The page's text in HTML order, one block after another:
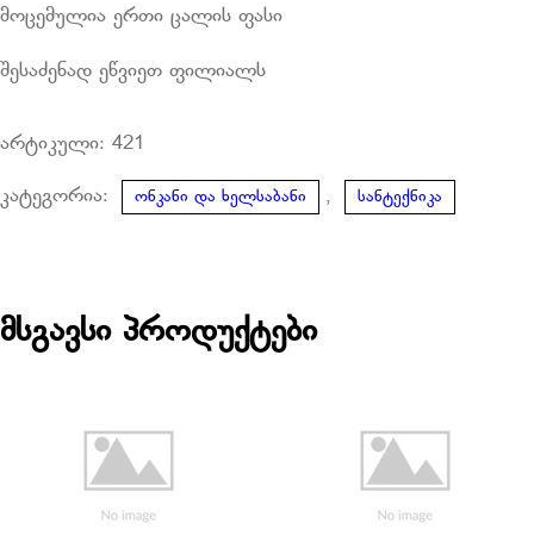
მოცემულია ერთი ცალის ფასი
შესაძენად ეწვიეთ ფილიალს
არტიკული: 421
კატეგორია: ონკანი და ხელსაბანი , სანტექნიკა
მსგავსი პროდუქტები